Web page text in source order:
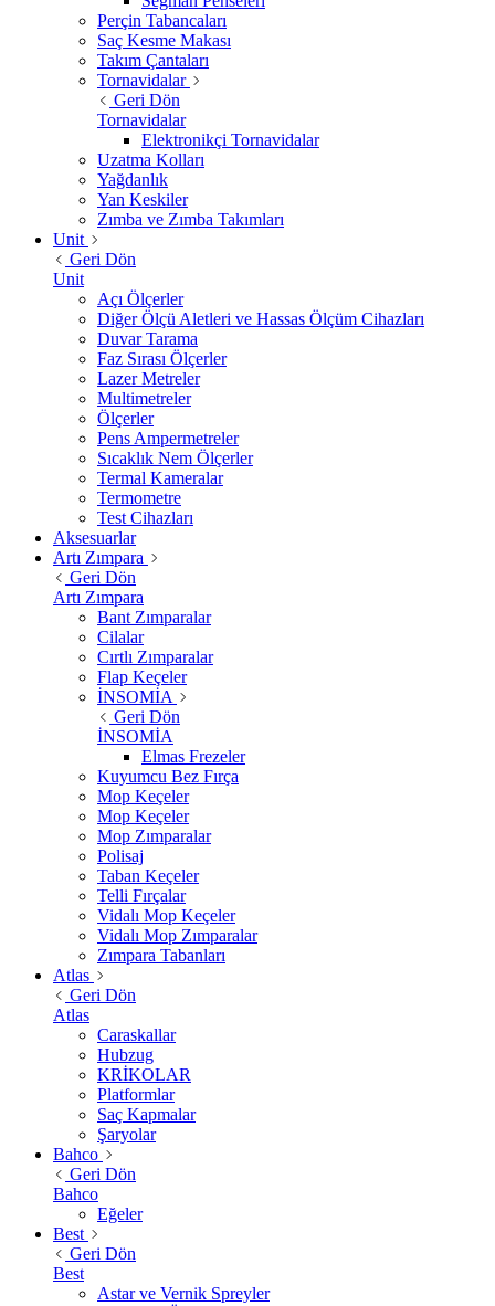
Perçin Tabancaları
Saç Kesme Makası
Takım Çantaları
Tornavidalar
Geri Dön
Tornavidalar
Elektronikçi Tornavidalar
Uzatma Kolları
Yağdanlık
Yan Keskiler
Zımba ve Zımba Takımları
Unit
Geri Dön
Unit
Açı Ölçerler
Diğer Ölçü Aletleri ve Hassas Ölçüm Cihazları
Duvar Tarama
Faz Sırası Ölçerler
Lazer Metreler
Multimetreler
Ölçerler
Pens Ampermetreler
Sıcaklık Nem Ölçerler
Termal Kameralar
Termometre
Test Cihazları
Aksesuarlar
Artı Zımpara
Geri Dön
Artı Zımpara
Bant Zımparalar
Cilalar
Cırtlı Zımparalar
Flap Keçeler
İNSOMİA
Geri Dön
İNSOMİA
Elmas Frezeler
Kuyumcu Bez Fırça
Mop Keçeler
Mop Keçeler
Mop Zımparalar
Polisaj
Taban Keçeler
Telli Fırçalar
Vidalı Mop Keçeler
Vidalı Mop Zımparalar
Zımpara Tabanları
Atlas
Geri Dön
Atlas
Caraskallar
Hubzug
KRİKOLAR
Platformlar
Saç Kapmalar
Şaryolar
Bahco
Geri Dön
Bahco
Eğeler
Best
Geri Dön
Best
Astar ve Vernik Spreyler